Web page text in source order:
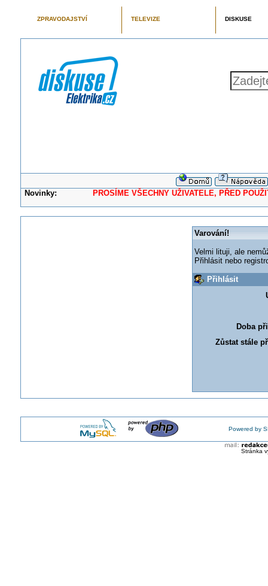
ZPRAVODAJSTVÍ TELEVIZE DISKUSE
Novinky: PROSÍME VŠECHNY UŽIVATELE, PŘED
Varování!
Velmi lituji, ale
Přihlásit nebo
Přihlásit
Doba
Zůstat stále
Powered by
Stránka